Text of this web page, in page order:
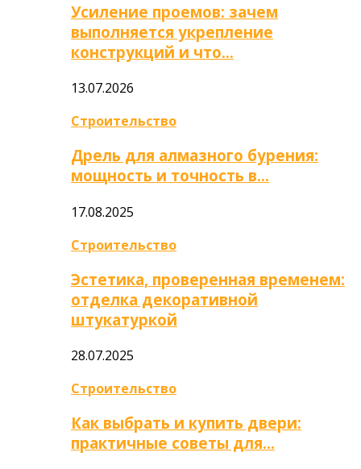
Усиление проемов: зачем
выполняется укрепление
конструкций и что…
13.07.2026
Строительство
Дрель для алмазного бурения:
мощность и точность в…
17.08.2025
Строительство
Эстетика, проверенная временем:
отделка декоративной
штукатуркой
28.07.2025
Строительство
Как выбрать и купить двери:
практичные советы для…